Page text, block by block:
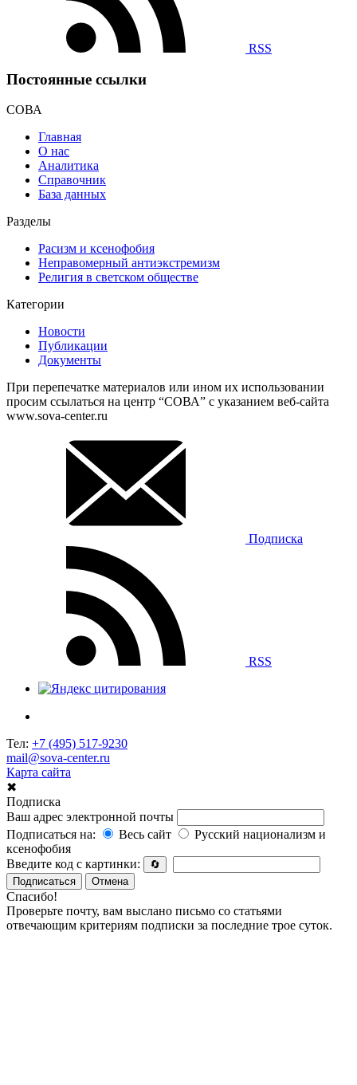
RSS
Постоянные ссылки
СОВА
Главная
О нас
Аналитика
Справочник
База данных
Разделы
Расизм и ксенофобия
Неправомерный антиэкстремизм
Религия в светском обществе
Категории
Новости
Публикации
Документы
При перепечатке материалов или ином их использовании
просим ссылаться на центр “СОВА” с указанием веб-сайта
www.sova-center.ru
Подписка
RSS
Тел: +7 (495) 517-9230
mail@sova-center.ru
Карта сайта
✖
Подписка
Ваш адрес электронной почты
Подписаться на:
Весь сайт
Русский национализм и
ксенофобия
Введите код с картинки:
🔄
Подписаться
Отмена
Спасибо!
Проверьте почту, вам выслано письмо со статьями
отвечающим критериям подписки за последние трое суток.